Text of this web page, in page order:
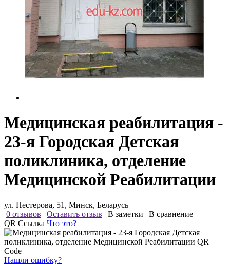
Медицинская реабилитация -
23-я Городская Детская
поликлиника, отделение
Медицинской Реабилитации
ул. Нестерова, 51, Минск, Беларусь
0 отзывов | Оставить отзыв | В заметки | В сравнение
QR Ссылка Что это?
Нашли ошибку?